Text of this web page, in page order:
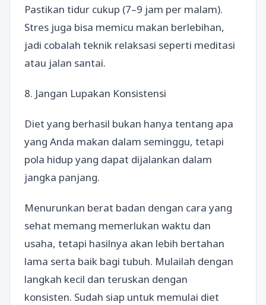
Pastikan tidur cukup (7–9 jam per malam).
Stres juga bisa memicu makan berlebihan,
jadi cobalah teknik relaksasi seperti meditasi
atau jalan santai.
8. Jangan Lupakan Konsistensi
Diet yang berhasil bukan hanya tentang apa
yang Anda makan dalam seminggu, tetapi
pola hidup yang dapat dijalankan dalam
jangka panjang.
Menurunkan berat badan dengan cara yang
sehat memang memerlukan waktu dan
usaha, tetapi hasilnya akan lebih bertahan
lama serta baik bagi tubuh. Mulailah dengan
langkah kecil dan teruskan dengan
konsisten. Sudah siap untuk memulai diet